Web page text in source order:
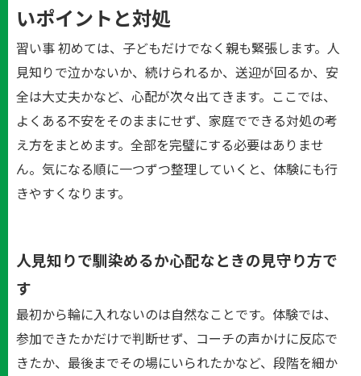
いポイントと対処
習い事 初めては、子どもだけでなく親も緊張します。人
見知りで泣かないか、続けられるか、送迎が回るか、安
全は大丈夫かなど、心配が次々出てきます。ここでは、
よくある不安をそのままにせず、家庭でできる対処の考
え方をまとめます。全部を完璧にする必要はありませ
ん。気になる順に一つずつ整理していくと、体験にも行
きやすくなります。
人見知りで馴染めるか心配なときの見守り方で
す
最初から輪に入れないのは自然なことです。体験では、
参加できたかだけで判断せず、コーチの声かけに反応で
きたか、最後までその場にいられたかなど、段階を細か